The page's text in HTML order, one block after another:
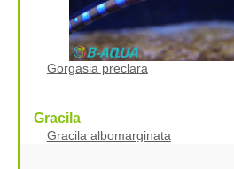
Gorgasia preclara
Gracila
Gracila albomarginata